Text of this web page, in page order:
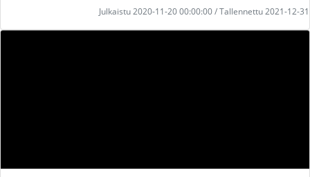
Julkaistu 2020-11-20 00:00:00 / Tallennettu 2021-12-31